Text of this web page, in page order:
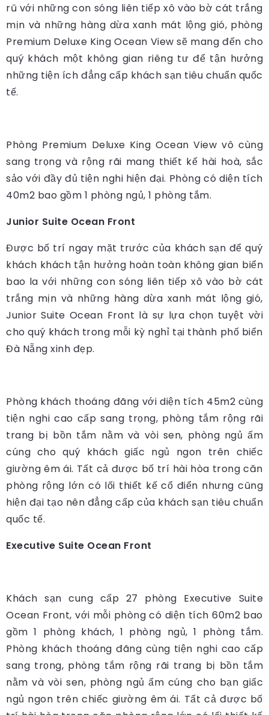
rũ với những con sóng liên tiếp xô vào bờ cát trắng
mịn và những hàng dừa xanh mát lộng gió, phòng
Premium Deluxe King Ocean View sẽ mang đến cho
quý khách một không gian riêng tư để tận hưởng
những tiện ích đẳng cấp khách sạn tiêu chuẩn quốc
tế.
Phòng Premium Deluxe King Ocean View vô cùng
sang trọng và rộng rãi mang thiết kế hài hoà, sắc
sảo với đầy đủ tiện nghi hiện đại. Phòng có diện tích
40m2 bao gồm 1 phòng ngủ, 1 phòng tắm.
Junior Suite Ocean Front
Được bố trí ngay mặt trước của khách sạn để quý
khách khách tận hưởng hoàn toàn không gian biển
bao la với những con sóng liên tiếp xô vào bờ cát
trắng mịn và những hàng dừa xanh mát lộng gió,
Junior Suite Ocean Front là sự lựa chọn tuyệt vời
cho quý khách trong mỗi kỳ nghỉ tại thành phố biển
Đà Nẵng xinh đẹp.
Phòng khách thoáng đãng với diện tích 45m2 cùng
tiện nghi cao cấp sang trọng, phòng tắm rộng rãi
trang bị bồn tắm nằm và vòi sen, phòng ngủ ấm
cúng cho quý khách giấc ngủ ngon trên chiếc
giường êm ái. Tất cả được bố trí hài hòa trong căn
phòng rộng lớn có lối thiết kế cổ điển nhưng cũng
hiện đại tạo nên đẳng cấp của khách sạn tiêu chuẩn
quốc tế.
Executive Suite Ocean Front
Khách sạn cung cấp 27 phòng Executive Suite
Ocean Front, với mỗi phòng có diện tích 60m2 bao
gồm 1 phòng khách, 1 phòng ngủ, 1 phòng tắm.
Phòng khách thoáng đãng cùng tiện nghi cao cấp
sang trọng, phòng tắm rộng rãi trang bị bồn tắm
nằm và vòi sen, phòng ngủ ấm cúng cho bạn giấc
ngủ ngon trên chiếc giường êm ái. Tất cả được bố